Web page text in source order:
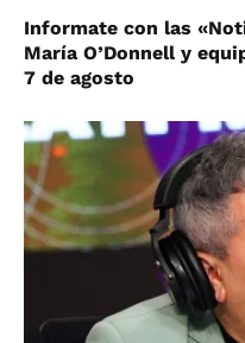
Informate con las
María O’Donnell y
7 de agosto